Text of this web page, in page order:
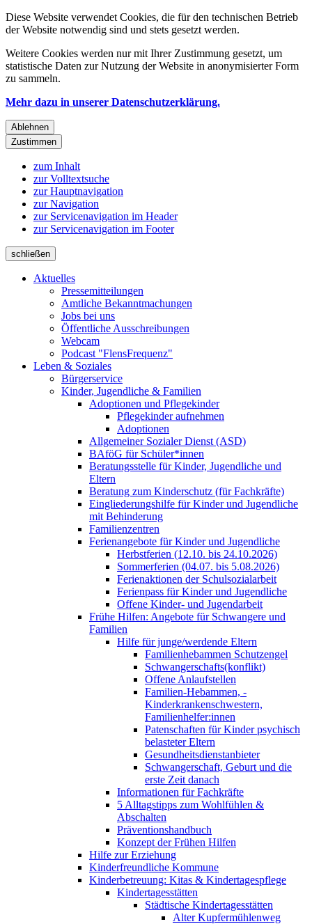
Diese Website verwendet Cookies, die für den technischen Betrieb
der Website notwendig sind und stets gesetzt werden.
Weitere Cookies werden nur mit Ihrer Zustimmung gesetzt, um
statistische Daten zur Nutzung der Website in anonymisierter Form
zu sammeln.
Mehr dazu in unserer Datenschutzerklärung.
Ablehnen
Zustimmen
zum Inhalt
zur Volltextsuche
zur Hauptnavigation
zur Navigation
zur Servicenavigation im Header
zur Servicenavigation im Footer
schließen
Aktuelles
Pressemitteilungen
Amtliche Bekanntmachungen
Jobs bei uns
Öffentliche Ausschreibungen
Webcam
Podcast "FlensFrequenz"
Leben & Soziales
Bürgerservice
Kinder, Jugendliche & Familien
Adoptionen und Pflegekinder
Pflegekinder aufnehmen
Adoptionen
Allgemeiner Sozialer Dienst (ASD)
BAföG für Schüler*innen
Beratungsstelle für Kinder, Jugendliche und
Eltern
Beratung zum Kinderschutz (für Fachkräfte)
Eingliederungshilfe für Kinder und Jugendliche
mit Behinderung
Familienzentren
Ferienangebote für Kinder und Jugendliche
Herbstferien (12.10. bis 24.10.2026)
Sommerferien (04.07. bis 5.08.2026)
Ferienaktionen der Schulsozialarbeit
Ferienpass für Kinder und Jugendliche
Offene Kinder- und Jugendarbeit
Frühe Hilfen: Angebote für Schwangere und
Familien
Hilfe für junge/werdende Eltern
Familienhebammen Schutzengel
Schwangerschafts(konflikt)
Offene Anlaufstellen
Familien-Hebammen, -
Kinderkrankenschwestern,
Familienhelfer:innen
Patenschaften für Kinder psychisch
belasteter Eltern
Gesundheitsdienstanbieter
Schwangerschaft, Geburt und die
erste Zeit danach
Informationen für Fachkräfte
5 Alltagstipps zum Wohlfühlen &
Abschalten
Präventionshandbuch
Konzept der Frühen Hilfen
Hilfe zur Erziehung
Kinderfreundliche Kommune
Kinderbetreuung: Kitas & Kindertagespflege
Kindertagesstätten
Städtische Kindertagesstätten
Alter Kupfermühlenweg